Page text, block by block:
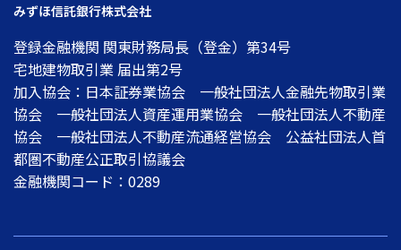
みずほ信託銀行株式会社
登録金融機関 関東財務局長（登金）第34号
宅地建物取引業 届出第2号
加入協会：日本証券業協会 一般社団法人金融先物取引業
協会 一般社団法人資産運用業協会 一般社団法人不動産
協会 一般社団法人不動産流通経営協会 公益社団法人首
都圏不動産公正取引協議会
金融機関コード：0289